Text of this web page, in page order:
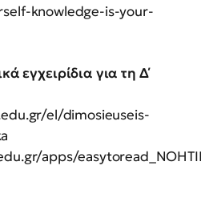
knowledge-is-your-
εγχειρίδια για τη Δ΄
el/dimosieuseis-
apps/